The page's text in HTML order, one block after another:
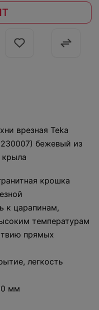
врезная Teka
бежевый из
крыла
крошка
к царапинам,
температурам
прямых
легкость
мм